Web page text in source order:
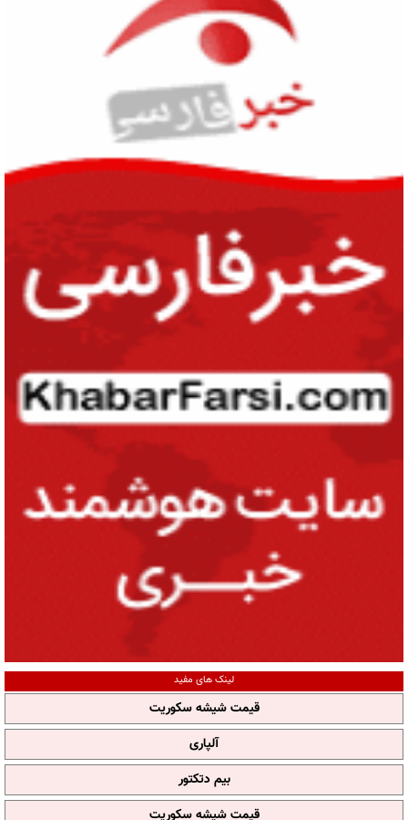
لینک های مفید
قیمت شیشه سکوریت
آلپاری
بیم دتکتور
قیمت شیشه سکوریت